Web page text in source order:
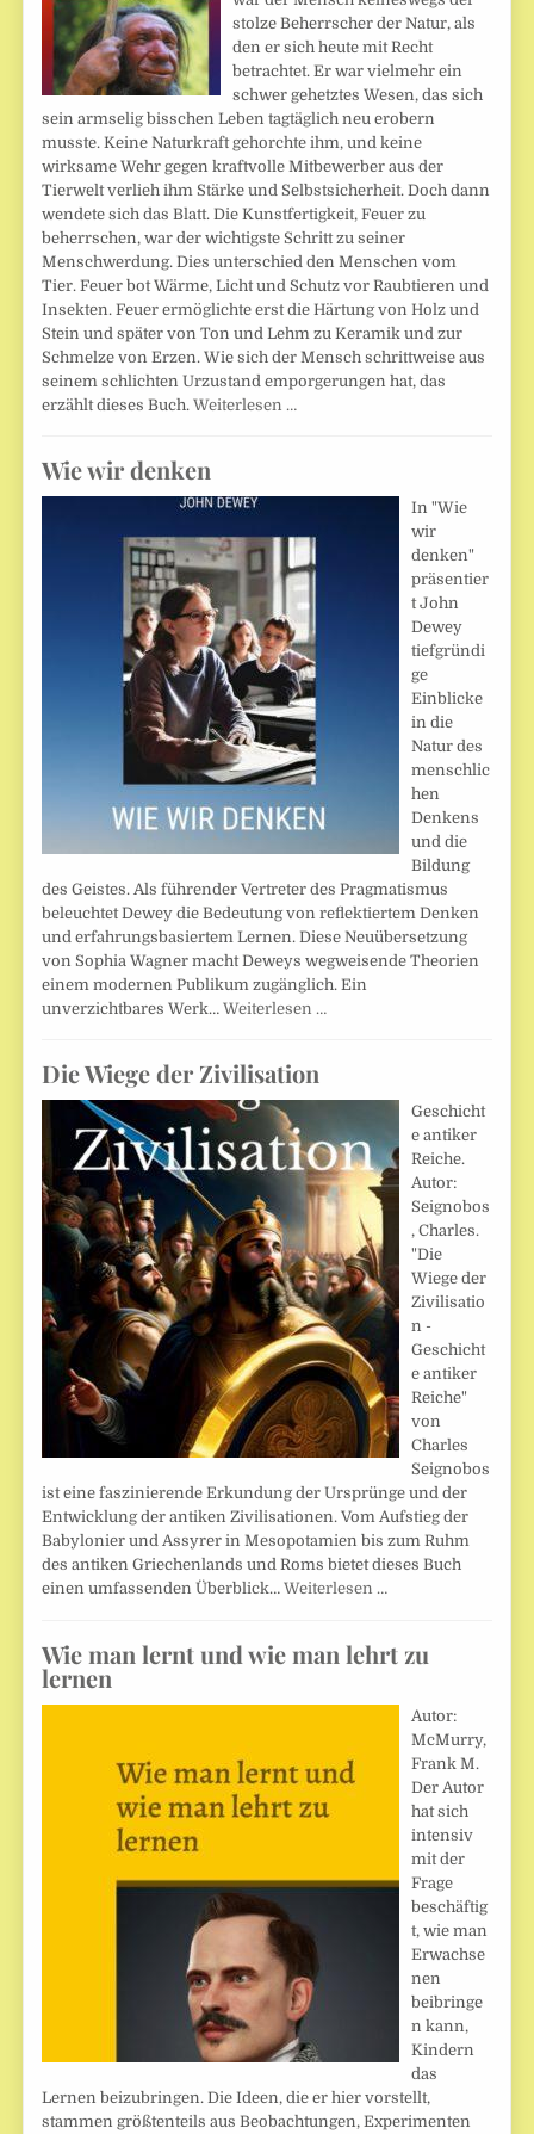
stolze Beherrscher der Natur, als
den er sich heute mit Recht
betrachtet. Er war vielmehr ein
schwer gehetztes Wesen, das sich
sein armselig bisschen Leben tagtäglich neu erobern
musste. Keine Naturkraft gehorchte ihm, und keine
wirksame Wehr gegen kraftvolle Mitbewerber aus der
Tierwelt verlieh ihm Stärke und Selbstsicherheit. Doch dann
wendete sich das Blatt. Die Kunstfertigkeit, Feuer zu
beherrschen, war der wichtigste Schritt zu seiner
Menschwerdung. Dies unterschied den Menschen vom
Tier. Feuer bot Wärme, Licht und Schutz vor Raubtieren und
Insekten. Feuer ermöglichte erst die Härtung von Holz und
Stein und später von Ton und Lehm zu Keramik und zur
Schmelze von Erzen. Wie sich der Mensch schrittweise aus
seinem schlichten Urzustand emporgerungen hat, das
erzählt dieses Buch.Weiterlesen …
Wie wir denken
In "Wie
wir
denken"
präsentier
t John
Dewey
tiefgründi
ge
Einblicke
in die
Natur des
menschlic
hen
Denkens
und die
Bildung
des Geistes. Als führender Vertreter des Pragmatismus
beleuchtet Dewey die Bedeutung von reflektiertem Denken
und erfahrungsbasiertem Lernen. Diese Neuübersetzung
von Sophia Wagner macht Deweys wegweisende Theorien
einem modernen Publikum zugänglich. Ein
unverzichtbares Werk…Weiterlesen …
Die Wiege der Zivilisation
Geschicht
e antiker
Reiche.
Autor:
Seignobos
, Charles.
"Die
Wiege der
Zivilisatio
n -
Geschicht
e antiker
Reiche"
von
Charles
Seignobos
ist eine faszinierende Erkundung der Ursprünge und der
Entwicklung der antiken Zivilisationen. Vom Aufstieg der
Babylonier und Assyrer in Mesopotamien bis zum Ruhm
des antiken Griechenlands und Roms bietet dieses Buch
einen umfassenden Überblick…Weiterlesen …
Wie man lernt und wie man lehrt zu
lernen
Autor:
McMurry,
Frank M.
Der Autor
hat sich
intensiv
mit der
Frage
beschäftig
t, wie man
Erwachse
nen
beibringe
n kann,
Kindern
das
Lernen beizubringen. Die Ideen, die er hier vorstellt,
stammen größtenteils aus Beobachtungen, Experimenten